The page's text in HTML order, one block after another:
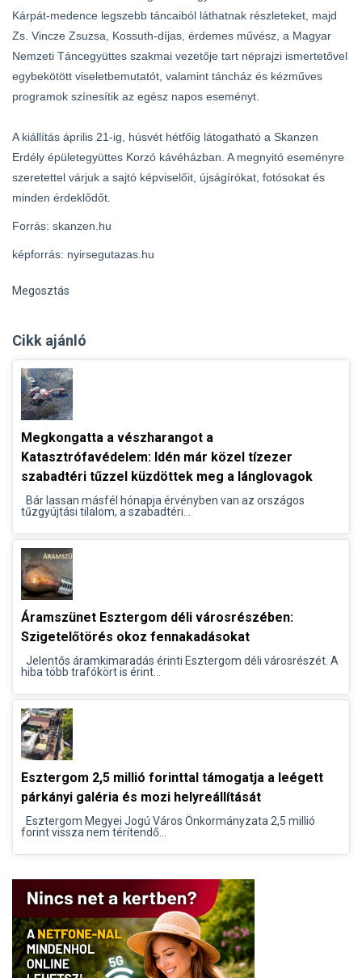
Kárpát-medence legszebb táncaiból láthatnak részleteket, majd
Zs. Vincze Zsuzsa, Kossuth-díjas, érdemes művész, a Magyar
Nemzeti Táncegyüttes szakmai vezetője tart néprajzi ismertetővel
egybekötött viseletbemutatót, valamint táncház és kézműves
programok színesítik az egész napos eseményt.
A kiállítás április 21-ig, húsvét hétfőig látogatható a Skanzen
Erdély épületegyüttes Korzó kávéházban. A megnyitó eseményre
szeretettel várjuk a sajtó képviselőit, újságírókat, fotósokat és
minden érdeklődőt.
Forrás: skanzen.hu
képforrás: nyirsegutazas.hu
Megosztás
Cikk ajánló
Megkongatta a vészharangot a
Katasztrófavédelem: Idén már közel tízezer
szabadtéri tűzzel küzdöttek meg a lánglovagok
Bár lassan másfél hónapja érvényben van az országos
tűzgyújtási tilalom, a szabadtéri...
Áramszünet Esztergom déli városrészében:
Szigetelőtörés okoz fennakadásokat
Jelentős áramkimaradás érinti Esztergom déli városrészét. A
hiba több trafókört is érint...
Esztergom 2,5 millió forinttal támogatja a leégett
párkányi galéria és mozi helyreállítását
Esztergom Megyei Jogú Város Önkormányzata 2,5 millió
forint vissza nem térítendő...